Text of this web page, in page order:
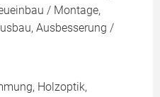
/ Montage,
Ausbesserung /
Holzoptik,